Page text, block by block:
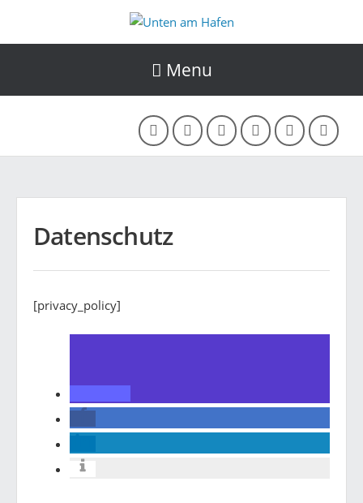
Menu
Datenschutz
[privacy_policy]